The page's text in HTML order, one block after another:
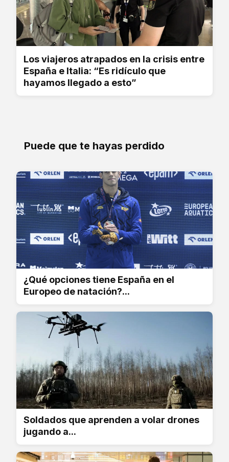
Los viajeros atrapados en la crisis entre
España e Italia: “Es ridículo que
hayamos llegado a esto”
Puede que te hayas perdido
¿Qué opciones tiene España en el
Europeo de natación?...
Soldados que aprenden a volar drones
jugando a...